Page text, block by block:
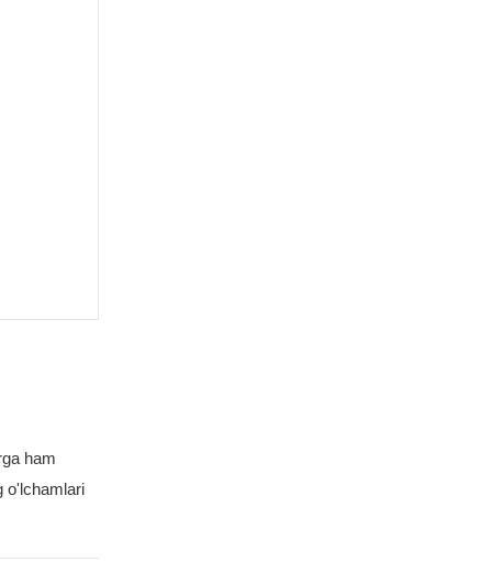
ham
o'lchamlari